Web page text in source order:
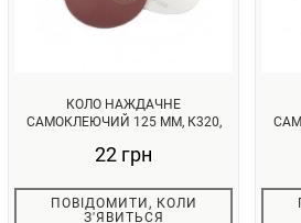
КОЛО НАЖДАЧНЕ
САМОКЛЕЮЧИЙ 125 ММ, К320,
22 грн
ПОВІДОМИТИ, КОЛИ
З'ЯВИТЬСЯ